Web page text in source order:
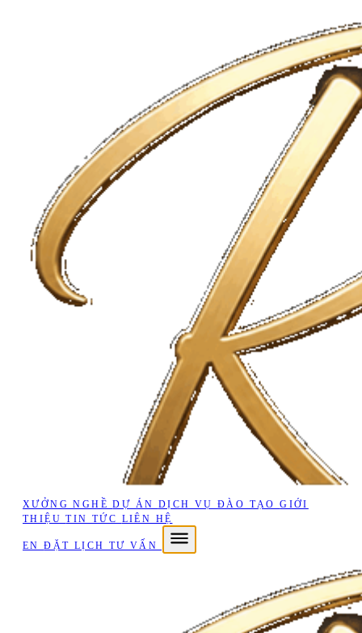
XƯỞNG NGHỀDỰ ÁN DỊCH VỤĐÀO TẠOGIỚI
THIỆUTIN TỨC LIÊN HỆ
ENĐẶT LỊCH TƯ VẤN